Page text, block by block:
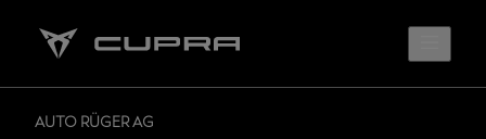
AUTO RÜGER AG